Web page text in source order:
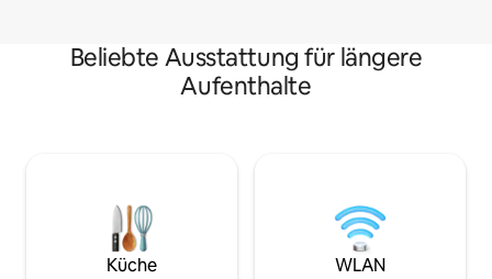
Beliebte Ausstattung für längere
Aufenthalte
Küche WLAN